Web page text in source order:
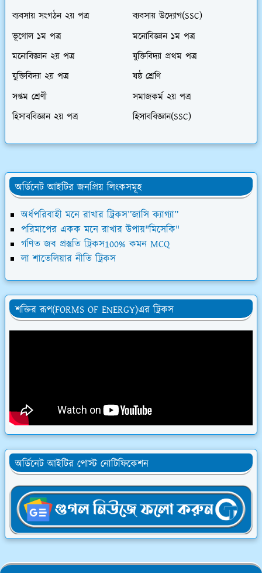
ব্যবসায় সংগঠন ২য় পত্র
ব্যবসায় উদ্যোগ(SSC)
ভূগোল ১ম পত্র
মনোবিজ্ঞান ১ম পত্র
মনোবিজ্ঞান ২য় পত্র
যুক্তিবিদ্যা প্রথম পত্র
যুক্তিবিদ্যা ২য় পত্র
ষষ্ঠ শ্রেণি
সপ্তম শ্রেণী
সমাজকর্ম ২য় পত্র
হিসাববিজ্ঞান ২য় পত্র
হিসাববিজ্ঞান(SSC)
অর্ডিনেট আইটির জনপ্রিয় লিংকসমূহ
অর্ধপরিবাহী মনে রাখার ট্রিকস”জাসি ক্যাগ্যা”
পরিমাপের একক মনে রাখার উপায়"মিসেকি"
গণিত জব প্রস্তুতি ট্রিকস100% কমন MCQ
লা শাতেলিয়ার নীতি ট্রিকস
শক্তির রূপ(FORMS OF ENERGY)এর ট্রিকস
অর্ডিনেট আইটির পোস্ট নোটিফিকেশন